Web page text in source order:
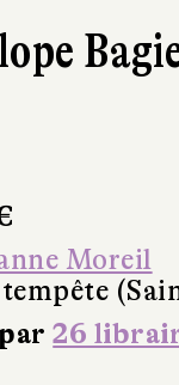
Moreil
26